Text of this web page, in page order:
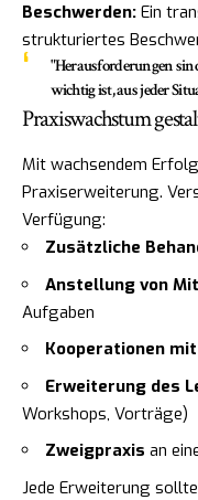
Beschwerden: Ein
strukturiertes
"Herausforderungen
wichtig ist, aus jeder
Praxiswachstum
Mit wachsendem
Praxiserweiterung.
Verfügung:
Zusätzliche
Anstellung von
Aufgaben
Kooperationen
Erweiterung des
Workshops, Vorträge)
Zweigpraxis an
Jede Erweiterung